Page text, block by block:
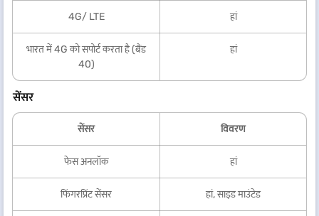
4G/ LTE हां
भारत में 4G को सपोर्ट करता है (बैंड
40)
हां
सेंसर
सेंसर विवरण
फेस अनलॉक हां
फिंगरप्रिंट सेंसर हां, साइड माउंटेड